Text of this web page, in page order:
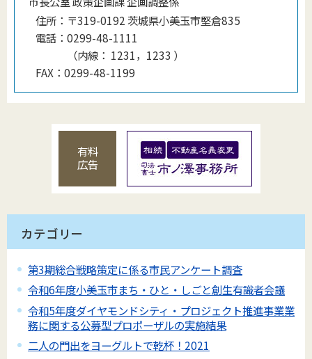
住所： 〒319-0192 茨城県小美玉市堅倉835
電話： 0299-48-1111
（内線 ： 1231，1233 ）
FAX： 0299-48-1199
有料
広告
カテゴリー
第3期総合戦略策定に係る市民アンケート調査
令和6年度小美玉市まち・ひと・しごと創生有識者会議
令和5年度ダイヤモンドシティ・プロジェクト推進事業業
務に関する公募型プロポーザルの実施結果
二人の門出をヨーグルトで乾杯！2021